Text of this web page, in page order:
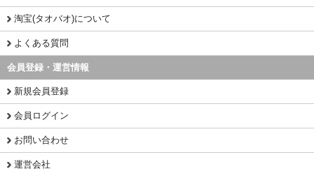
淘宝(タオバオ)について
よくある質問
会員登録・運営情報
新規会員登録
会員ログイン
お問い合わせ
運営会社